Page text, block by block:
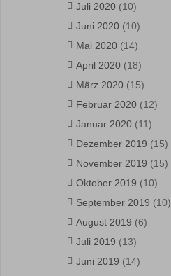
Juli 2020 (10)
Juni 2020 (10)
Mai 2020 (14)
April 2020 (18)
März 2020 (15)
Februar 2020 (12)
Januar 2020 (11)
Dezember 2019 (15)
November 2019 (15)
Oktober 2019 (10)
September 2019 (10)
August 2019 (6)
Juli 2019 (13)
Juni 2019 (14)